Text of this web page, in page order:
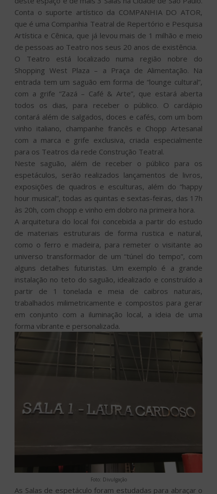
Conta o suporte artístico da COMPANHIA DO ATOR,
que é uma Companhia Teatral de Repertório e Pesquisa
Artística e Cênica, que já levou mais de 1 milhão e meio
de pessoas ao Teatro nos seus 20 anos de existência.
O Teatro está localizado numa região nobre do
Shopping West Plaza – a Praça de Alimentação. Na
entrada tem um saguão em forma de “lounge cultural”,
com a grife “Zazá – Café & Arte”, que estará aberta
todos os dias, para receber o público. O cardápio
contará além de salgados, doces e cafés, com um bom
vinho italiano, champanhe francês e Chopp Artesanal
com a marca e grife exclusiva, criada especialmente
para os Teatros da rede Construção Teatral.
Neste saguão, além de receber o público para os
espetáculos, serão realizados lançamentos de livros,
exposições de quadros e esculturas, além do “happy
hour musical”, todas as quintas e sextas-feiras, das 17h
às 20h, com chopp e vinho em dobro na primeira hora.
A arquitetura do local foi concebida a partir do estudo
de materiais estruturais de forma rustica e natural,
como o ferro e madeira, para remeter o visitante ao
universo transformador de um “túnel do tempo”, com
alguns detalhes futuristas. Um exemplo é a grande
instalação no teto do saguão, idealizado e construído a
partir de 1 tonelada e meia de caibros naturais,
trabalhados milimetricamente e compostos para gerar
em conjunto com a iluminação local, a ideia de uma
forma vibrante e personalizada.
Foto: Divulgação
As Salas de espetáculo foram estudadas para abraçar o